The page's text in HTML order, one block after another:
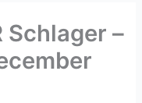
Schlager –